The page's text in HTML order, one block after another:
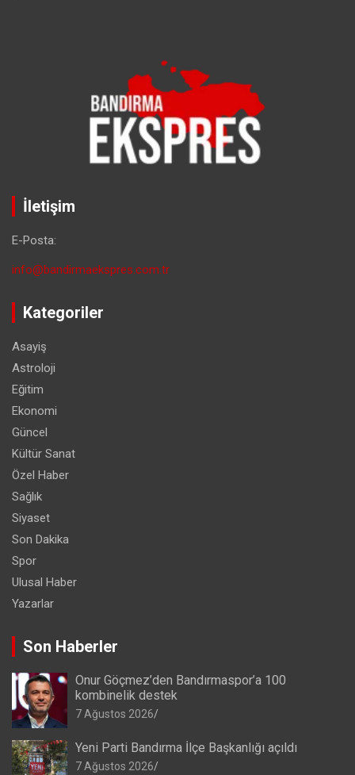
İletişim
E-Posta:
info@bandirmaekspres.com.tr
Kategoriler
Asayiş
Astroloji
Eğitim
Ekonomi
Güncel
Kültür Sanat
Özel Haber
Sağlık
Siyaset
Son Dakika
Spor
Ulusal Haber
Yazarlar
Son Haberler
Onur Göçmez’den Bandırmaspor’a 100
kombinelik destek
7 Ağustos 2026
Yeni Parti Bandırma İlçe Başkanlığı açıldı
7 Ağustos 2026